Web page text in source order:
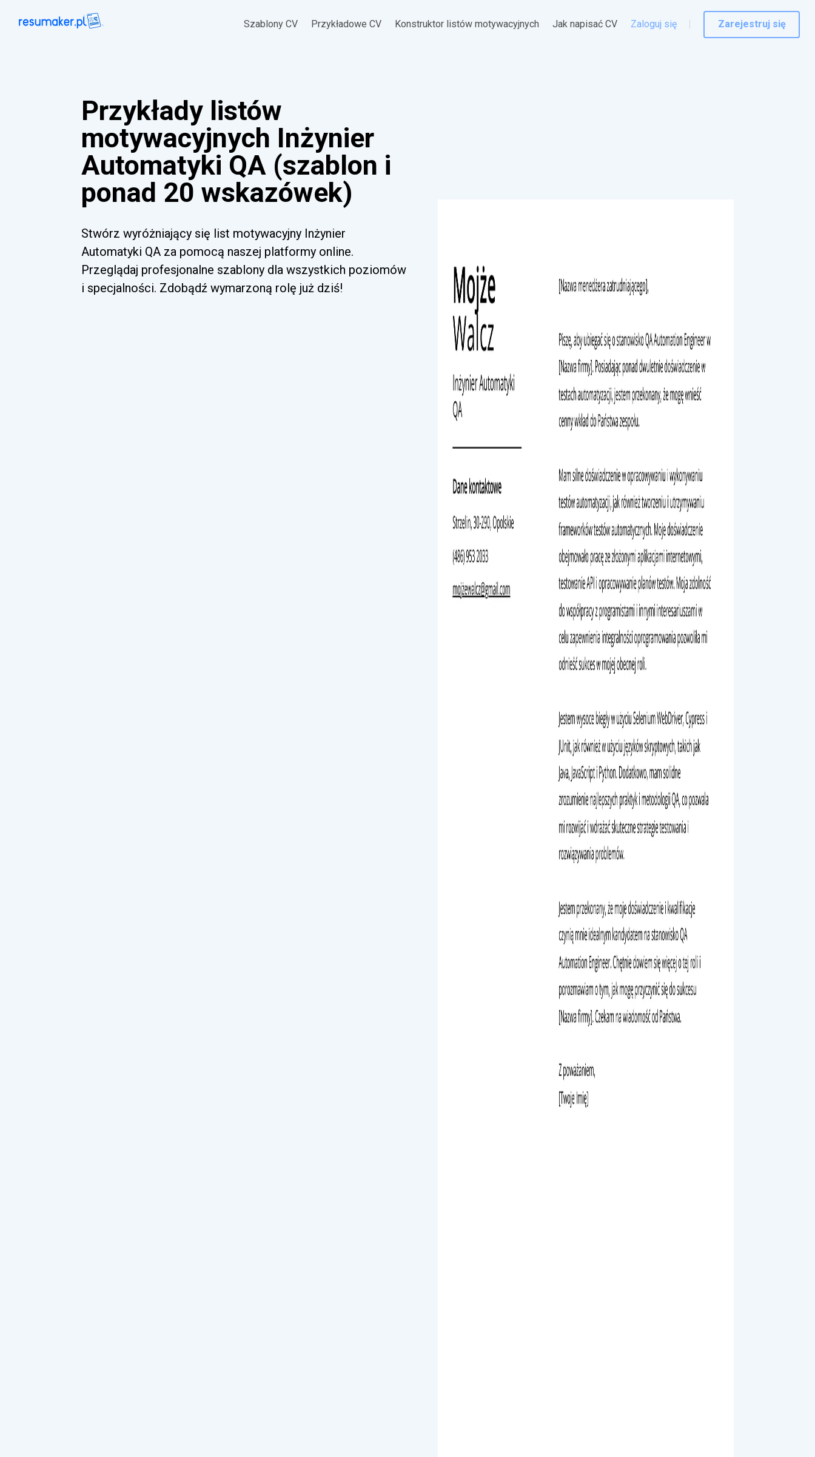
Szablony CV Przykładowe CV Konstruktor listów motywacyjnych Jak napisać CV Zaloguj się Zarejestruj się
Przykłady listów
motywacyjnych Inżynier
Automatyki QA (szablon i
ponad 20 wskazówek)
Stwórz wyróżniający się list motywacyjny Inżynier
Automatyki QA za pomocą naszej platformy online.
Przeglądaj profesjonalne szablony dla wszystkich poziomów
i specjalności. Zdobądź wymarzoną rolę już dziś!